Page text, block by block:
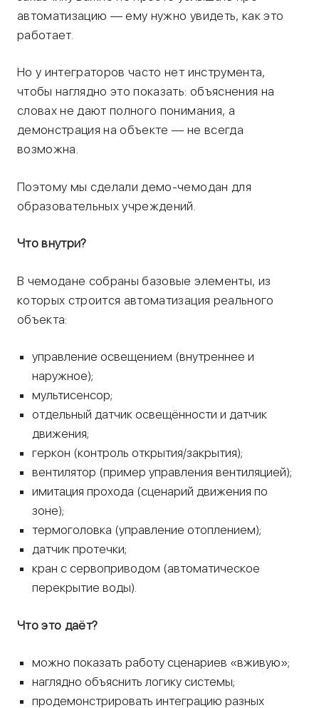
автоматизацию — ему нужно увидеть, как это
работает.
Но у интеграторов часто нет инструмента,
чтобы наглядно это показать: объяснения на
словах не дают полного понимания, а
демонстрация на объекте — не всегда
возможна.
Поэтому мы сделали демо-чемодан для
образовательных учреждений.
Что внутри?
В чемодане собраны базовые элементы, из
которых строится автоматизация реального
объекта:
управление освещением (внутреннее и
наружное);
мультисенсор;
отдельный датчик освещённости и датчик
движения;
геркон (контроль открытия/закрытия);
вентилятор (пример управления вентиляцией);
имитация прохода (сценарий движения по
зоне);
термоголовка (управление отоплением);
датчик протечки;
кран с сервоприводом (автоматическое
перекрытие воды).
Что это даёт?
можно показать работу сценариев «вживую»;
наглядно объяснить логику системы;
продемонстрировать интеграцию разных